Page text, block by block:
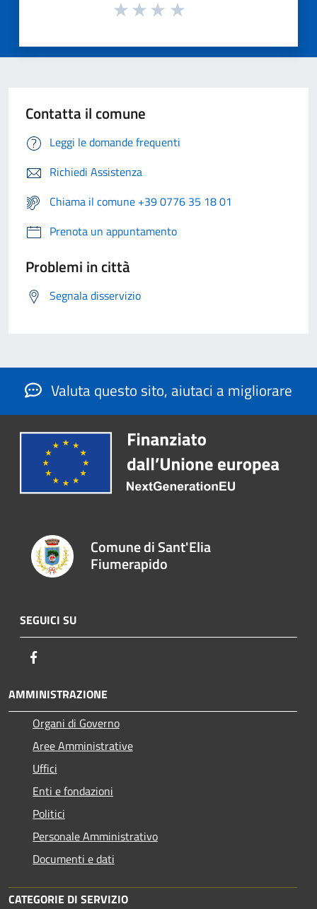
Contatta il comune
Leggi le domande frequenti
Richiedi Assistenza
Chiama il comune +39 0776 35 18 01
Prenota un appuntamento
Problemi in città
Segnala disservizio
Valuta questo sito, aiutaci a migliorare
Comune di Sant'Elia
Fiumerapido
SEGUICI SU
AMMINISTRAZIONE
Organi di Governo
Aree Amministrative
Uffici
Enti e fondazioni
Politici
Personale Amministrativo
Documenti e dati
CATEGORIE DI SERVIZIO